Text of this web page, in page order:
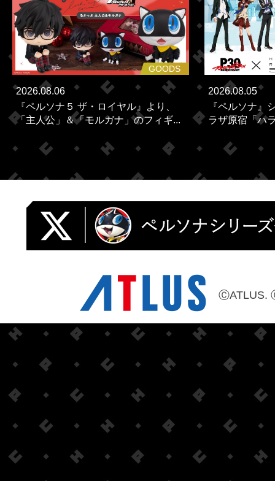
GOODS
2026.08.06
『ペルソナ５ ザ・ロイヤル』より、
「主人公」＆「モルガナ」のフィギ...
2026.08.05
『ペルソナ』
ラザ原宿「ハ
ⒸATLUS.